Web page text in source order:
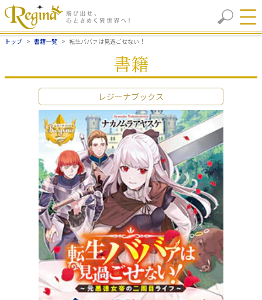
トップ 書籍一覧 転生ババァは見過ごせない！
書籍
レジーナブックス